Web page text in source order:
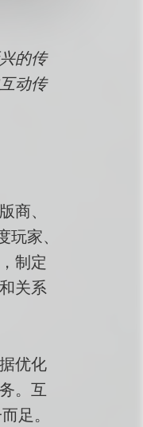
的传
动传
、
家、
制定
关系
优化
。互
足。